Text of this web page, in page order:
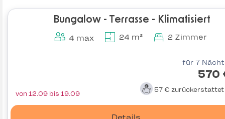
Bungalow - Terrasse - Klimatisiert
4 max 24 m² 2 Zimmer
für 7
570
57 € zurückerstattet
Details
von 12.09 bis 19.09